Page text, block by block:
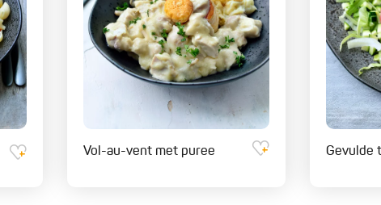
Vol-au-vent met puree Gevulde